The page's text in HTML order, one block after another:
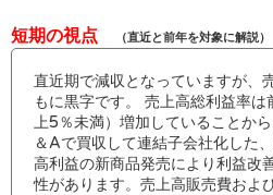
短期の視点 （直近と前年を対象に解説）
直近期で減収となっていますが、
もに黒字です。 売上高総利益率
上5％未満）増加していることか
＆Aで買収して連結子会社化した
高利益の新商品発売により利益改
性があります。売上高販売費およ